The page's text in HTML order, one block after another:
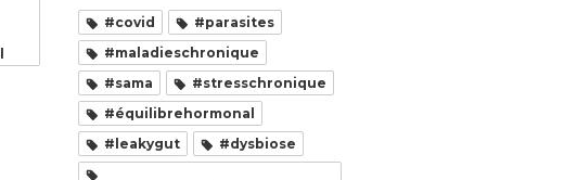
#covid
#parasites
#maladieschronique
#sama
#stresschronique
#équilibrehormonal
#leakygut
#dysbiose